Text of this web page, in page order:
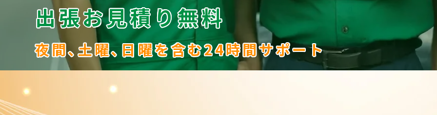
出張お見積り無料
夜間､土曜､日曜を含む24時間サポート